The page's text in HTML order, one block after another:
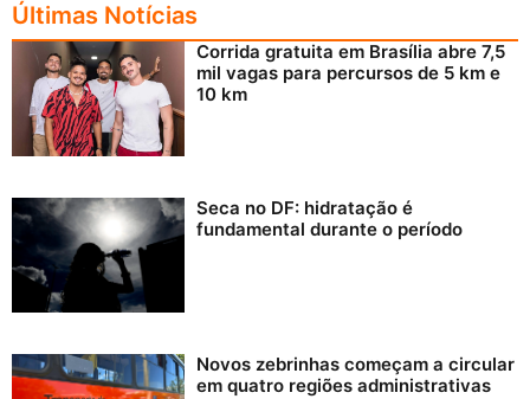
Últimas Notícias
Corrida gratuita em Brasília abre 7,5
mil vagas para percursos de 5 km e
10 km
Seca no DF: hidratação é
fundamental durante o período
Novos zebrinhas começam a circular
em quatro regiões administrativas